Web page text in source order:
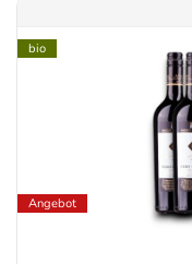
bio
Angebot